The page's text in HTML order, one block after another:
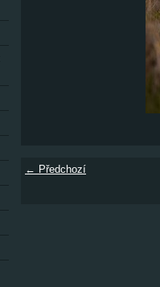
← Předchozí